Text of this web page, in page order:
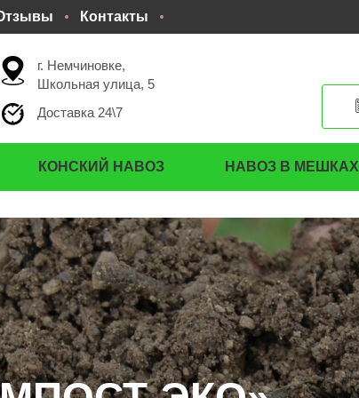
Контакты
г. Немчиновке,
Школьная улица, 5
Доставка 24\7
КОНСКИЙ НАВОЗ НАВОЗ В МЕШКАХ